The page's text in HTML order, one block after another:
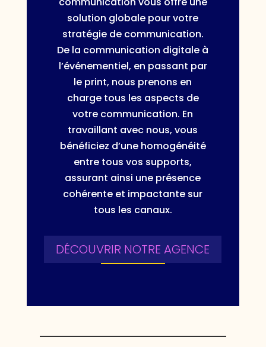
solution globale pour votre
stratégie de communication.
De la communication digitale à
l’événementiel, en passant par
le print, nous prenons en
charge tous les aspects de
votre communication. En
travaillant avec nous, vous
bénéficiez d’une homogénéité
entre tous vos supports,
assurant ainsi une présence
cohérente et impactante sur
tous les canaux.
DÉCOUVRIR NOTRE AGENCE